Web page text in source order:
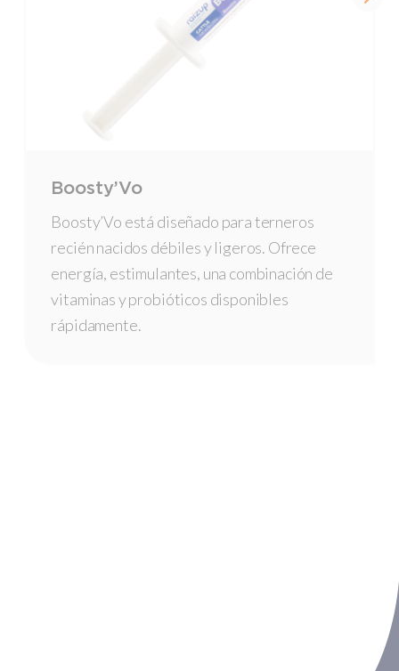
Boosty’Vo
Boosty’Vo está diseñado para terneros
recién nacidos débiles y ligeros. Ofrece
energía, estimulantes, una combinación de
vitaminas y probióticos disponibles
rápidamente.